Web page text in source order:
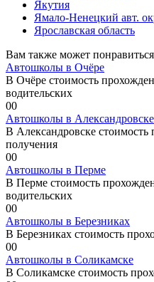
Якутия
Ямало-Ненецкий авт.
Ярославская область
Вам также может понравиться
Автошколы в Очёре
В Очёре стоимость
водительских
00
Автошколы в Александровске
В Александровске стоимость
получения
00
Автошколы в Перме
В Перме стоимость
водительских
00
Автошколы в Березниках
В Березниках стоимость
00
Автошколы в Соликамске
В Соликамске стоимость